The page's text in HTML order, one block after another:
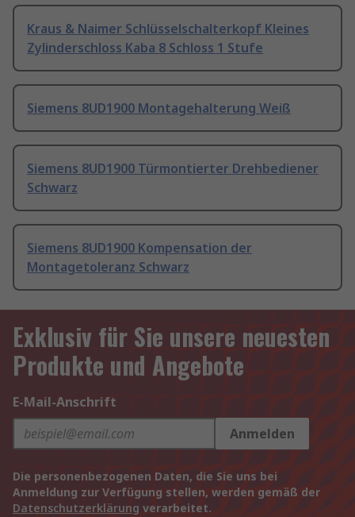
Kraus & Naimer Schlüsselschalterkopf Kleines
Zylinderschloss Kaba 8 Schloss 1 Stufe
Siemens 8UD1900 Montagehalterung Weiß
Siemens 8UD1900 Türmontierter Drehbediener
Schwarz
Siemens 8UD1900 Kompensation der
Montagetoleranz Schwarz
Exklusiv für Sie unsere neuesten
Produkte und Angebote
E-Mail-Anschrift
Anmelden
Die personenbezogenen Daten, die Sie uns bei
Anmeldung zur Verfügung stellen, werden gemäß der
Datenschutzerklärung verarbeitet.